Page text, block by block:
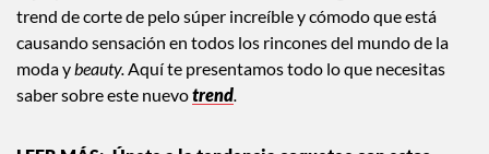
Eljellyfish haircut, o corte de medusa, ha surgido como una
trend de corte de pelo súper increíble y cómodo que está
causando sensación en todos los rincones del mundo de la
moda ybeauty.Aquí te presentamos todo lo que necesitas